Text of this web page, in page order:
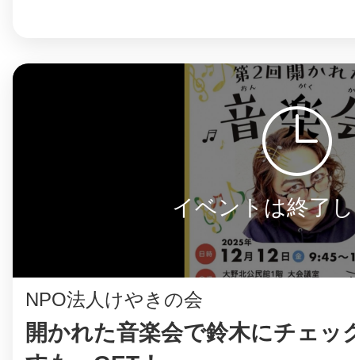
イベントは終了
NPO法人けやきの会
開かれた音楽会で鈴木にチェッ
まちのコイン
ヘルプ
お問い合わせ
プライバシーポ